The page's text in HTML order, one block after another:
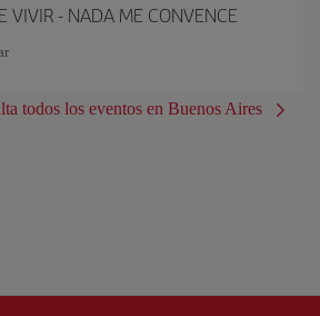
VIVIR - NADA ME CONVENCE
todos los eventos en Buenos Aires